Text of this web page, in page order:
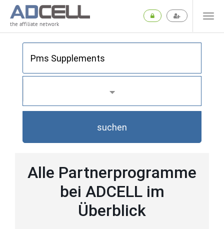
the affiliate network
suchen
Alle Partnerprogramme
bei ADCELL im
Überblick